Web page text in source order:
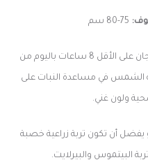
الكاملة (يحتاج الباذنجان على الأقل 8 ساعات باليوم من
في مساعدة النبات على
ولون غني.
أن تكون تربة زراعية خصبة
البيتموس والبيرلايت.